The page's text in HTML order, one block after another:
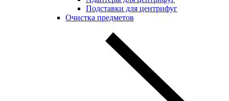
Подставки для центрифуг
Очистка предметов